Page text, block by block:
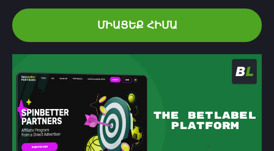
ՄԻԱՑԵՔ ՀԻՄԱ